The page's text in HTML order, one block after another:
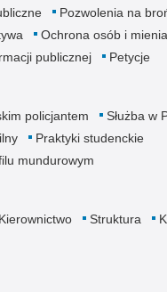
Pozwolenia na
Ochrona osób i mienia
publicznej
Petycje
policjantem
Służba w
Praktyki studenckie
mundurowym
Kierownictwo Struktura